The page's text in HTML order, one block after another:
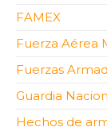
FAMEX
Fuerza Aérea
Fuerzas
Guardia
Hechos de